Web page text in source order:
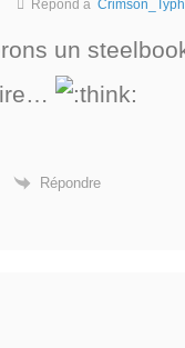
Répond à
un
Répondre